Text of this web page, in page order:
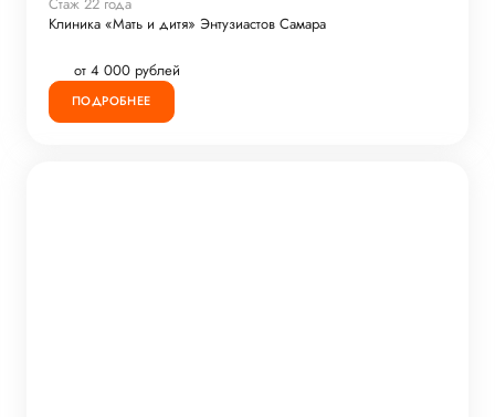
Клиника «Мать и дитя» Энтузиастов Самара
от 4 000 рублей
ПОДРОБНЕЕ